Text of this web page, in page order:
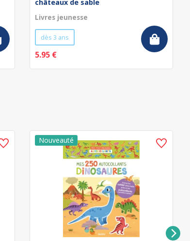
châteaux de sable
Livres jeunesse
dès 3 ans
5.95 €